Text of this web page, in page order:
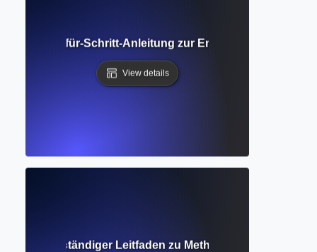
Schritt-für-Schritt-Anleitung zur Entwicklung von
View details
Vollständiger Leitfaden zu Methoden,